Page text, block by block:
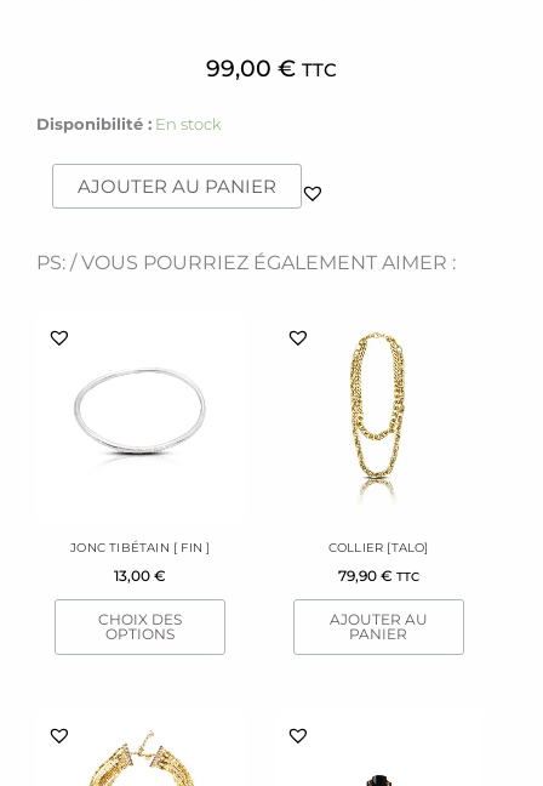
99,00 € TTC
Disponibilité : En stock
quantité
AJOUTER AU PANIER
PS: / VOUS POURRIEZ ÉGALEMENT AIMER :
JONC TIBÉTAIN [ FIN ]
13,00€
CHOIX DES
OPTIONS
la
du
COLLIER [TALO]
79,90 € TTC
AJOUTER AU
PANIER